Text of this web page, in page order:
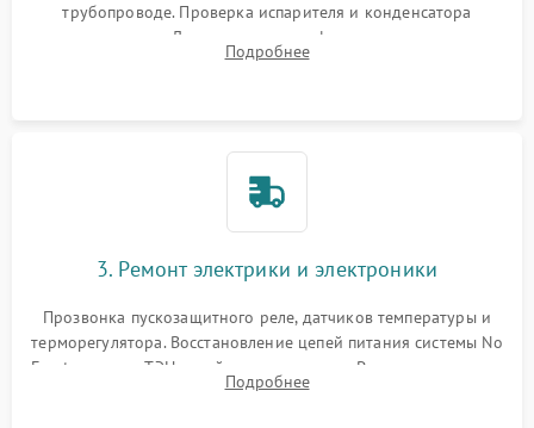
трубопроводе. Проверка испарителя и конденсатора
течеискателем. Демонтаж старого фильтра-осушителя и
продувка капиллярной трубки для устранения засоров.
Подробнее
3. Ремонт электрики и электроники
Прозвонка пускозащитного реле, датчиков температуры и
терморегулятора. Восстановление цепей питания системы No
Frost, включая ТЭН оттайки и вентилятор. Ремонт или замена
платы управления при сбоях алгоритмов.
Подробнее